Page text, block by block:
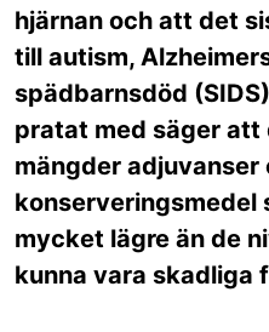
hjärnan och att det
till autism,
spädbarnsdöd
pratat med säger att
mängder adjuvanser
konserveringsmedel
mycket lägre än de
kunna vara skadliga